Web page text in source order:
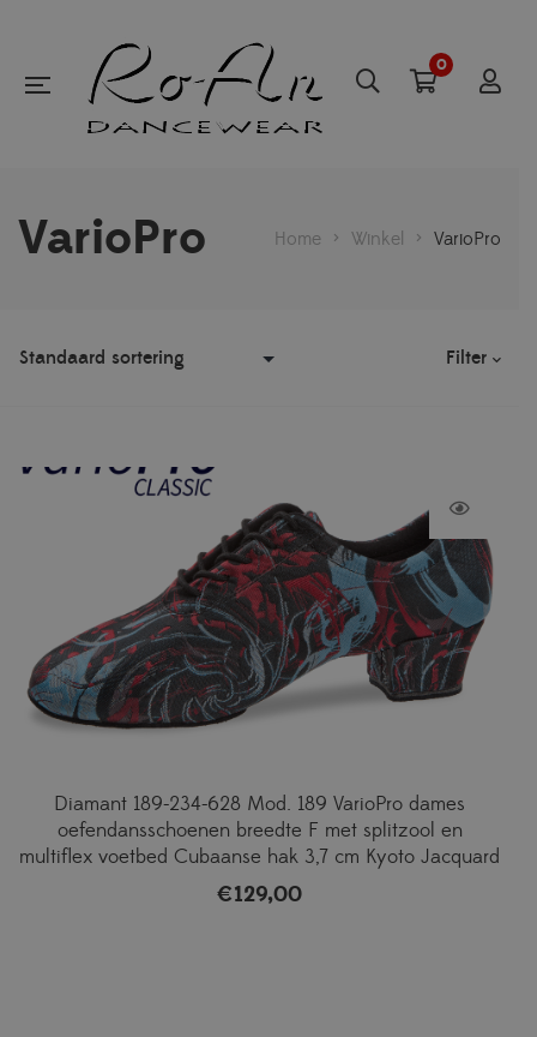
0
VarioPro Home > Winkel > VarioPro
Filter
Diamant 189-234-628 Mod. 189 VarioPro dames
oefendansschoenen breedte F met splitzool en
multiflex voetbed Cubaanse hak 3,7 cm Kyoto Jacquard
€129,00